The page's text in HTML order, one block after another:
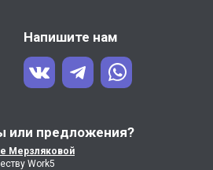
Напишите нам
или предложения?
Мерзляковой
Work5